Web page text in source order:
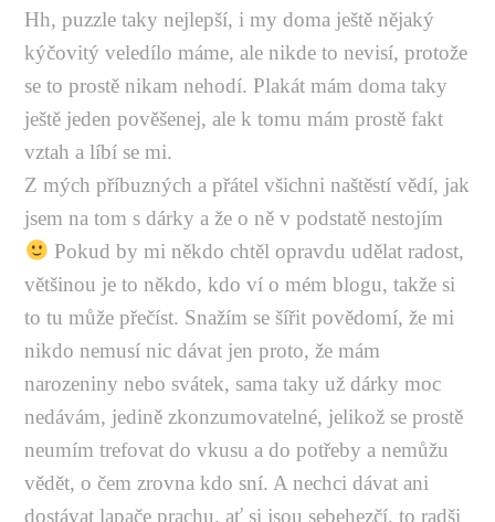
Hh, puzzle taky nejlepší, i my doma ještě nějaký
kýčovitý veledílo máme, ale nikde to nevisí, protože
se to prostě nikam nehodí. Plakát mám doma taky
ještě jeden pověšenej, ale k tomu mám prostě fakt
vztah a líbí se mi.
Z mých příbuzných a přátel všichni naštěstí vědí, jak
jsem na tom s dárky a že o ně v podstatě nestojím
Pokud by mi někdo chtěl opravdu udělat radost,
většinou je to někdo, kdo ví o mém blogu, takže si
to tu může přečíst. Snažím se šířit povědomí, že mi
nikdo nemusí nic dávat jen proto, že mám
narozeniny nebo svátek, sama taky už dárky moc
nedávám, jedině zkonzumovatelné, jelikož se prostě
neumím trefovat do vkusu a do potřeby a nemůžu
vědět, o čem zrovna kdo sní. A nechci dávat ani
dostávat lapače prachu, ať si jsou sebehezčí, to radši